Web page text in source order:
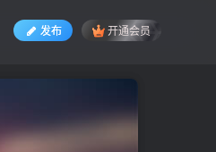
发布 开通会员